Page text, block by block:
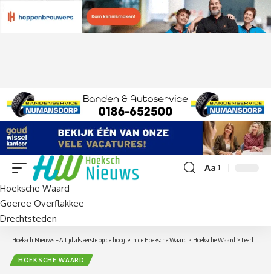
Lettergrootte
Aa
Hoeksche Waard
Goeree Overflakkee
Drechtsteden
Hoeksch Nieuws – Altijd als eerste op de hoogte in de Hoeksche Waard > Hoeksche Waard > Leerling basischool de Meerwaarde in Strijen valt op hoofd en overgebracht naar ziekenhuis
HOEKSCHE WAARD